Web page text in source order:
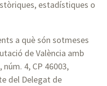
estadístiques o
a què són sotmeses
de València amb
4, CP 46003,
del Delegat de